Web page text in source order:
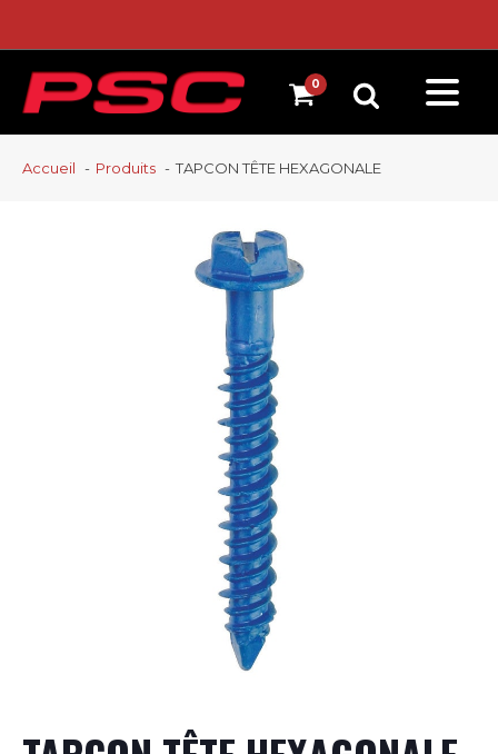
Accueil Produits TAPCON TÊTE HEXAGONALE